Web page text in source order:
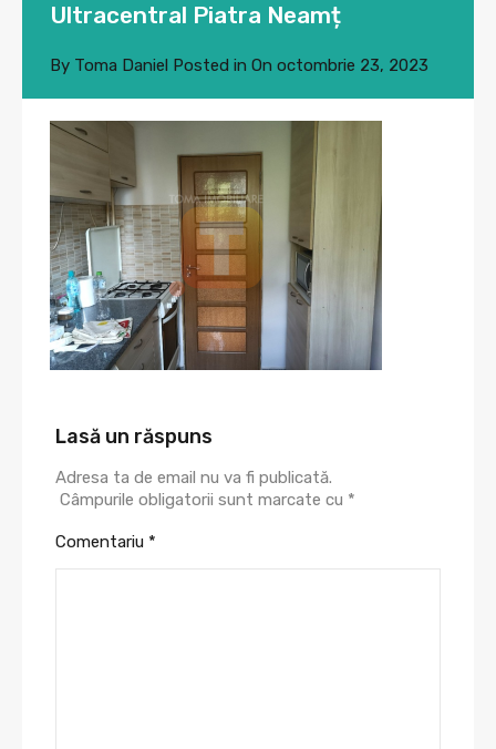
Ultracentral Piatra Neamț
By Toma Daniel Posted in On octombrie 23, 2023
Lasă un răspuns
Adresa ta de email nu va fi publicată.
Câmpurile obligatorii sunt marcate cu *
Comentariu *